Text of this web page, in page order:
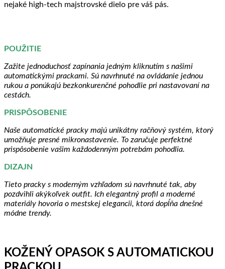
nejaké high-tech majstrovské dielo pre váš pás.
POUŽITIE
Zažite jednoduchosť zapínania jedným kliknutím s našimi
automatickými prackami. Sú navrhnuté na ovládanie jednou
rukou a ponúkajú bezkonkurenčné pohodlie pri nastavovaní na
cestách.
PRISPÔSOBENIE
Naše automatické pracky majú unikátny račňový systém, ktorý
umožňuje presné mikronastavenie. To zaručuje perfektné
prispôsobenie vašim každodenným potrebám pohodlia.
DIZAJN
Tieto pracky s moderným vzhľadom sú navrhnuté tak, aby
pozdvihli akýkoľvek outfit. Ich elegantný profil a moderné
materiály hovoria o mestskej elegancii, ktorá dopĺňa dnešné
módne trendy.
KOŽENÝ OPASOK S AUTOMATICKOU